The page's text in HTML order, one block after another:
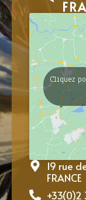
Cliquez
19 rue
FRANCE
+33(0)2